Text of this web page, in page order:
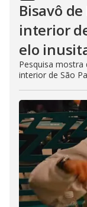
Bisavô
interior
elo
Pesquisa mostra
interior de São